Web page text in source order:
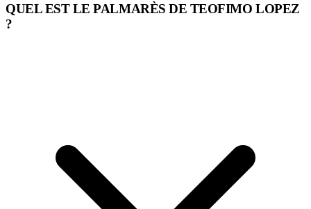
QUEL EST LE PALMARÈS DE TEOFIMO LOPEZ
?